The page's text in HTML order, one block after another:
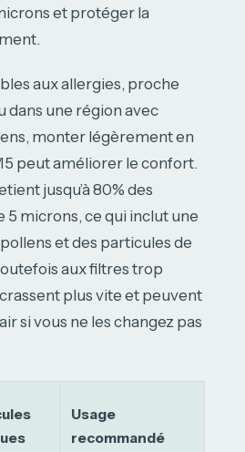
et protéger la
aux allergies, proche
dans une région avec
monter légèrement en
peut améliorer le confort.
jusqu’à 80% des
5 microns, ce qui inclut une
et des particules de
aux filtres trop
plus vite et peuvent
si vous ne les changez pas
Usage
recommandé